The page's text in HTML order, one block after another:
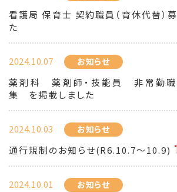
看護局 保育士 契約職員（育休代替）
た
2024.10.07 お知らせ
薬剤科 薬剤師・技能員 非常勤職
集 を掲載しました
2024.10.03 お知らせ
通行規制のお知らせ(R6.10.7～10.9)
2024.10.01 お知らせ